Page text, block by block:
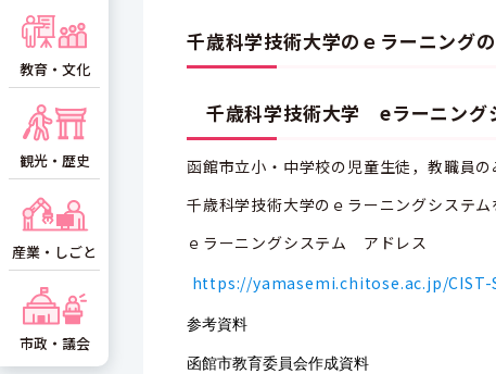
千歳科学技術大学のｅラーニング
千歳科学技術大学 eラーニング
函館市立小・中学校の児童生徒，教職員
千歳科学技術大学のｅラーニングシステ
ｅラーニングシステム アドレス
https://yamasemi.chitose.ac.jp/CIST-
参考資料
函館市教育委員会作成資料
教育・文化
観光・歴史
産業・しごと
市政・議会